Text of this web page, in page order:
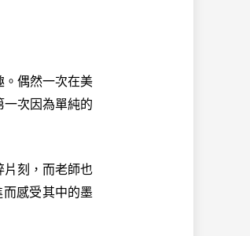
偶然一次在美
次因為單純的
刻，而老師也
感受其中的墨